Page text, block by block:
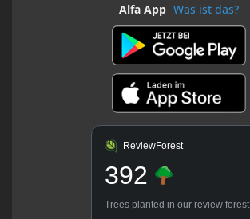
Alfa App Was ist das?
ReviewForest
392
Trees planted in our review forest.